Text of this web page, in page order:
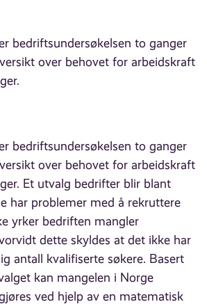
bedriftsundersøkelsen to ganger
over behovet for arbeidskraft
bedriftsundersøkelsen to ganger
over behovet for arbeidskraft
Et utvalg bedrifter blir blant
har problemer med å rekruttere
yrker bedriften mangler
dette skyldes at det ikke har
antall kvalifiserte søkere. Basert
kan mangelen i Norge
ved hjelp av en matematisk